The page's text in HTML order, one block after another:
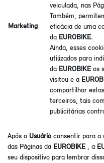
Marketing
veiculada, nas
Também,
eficácia de uma
da EUROBIKE.
Ainda, esses
utilizados para
da EUROBIKE os
visitou e a
compartilhar
terceiros, tais
publicitárias
Após o Usuário consentir para a
das Páginas da EUROBIKE , a
seu dispositivo para lembrar